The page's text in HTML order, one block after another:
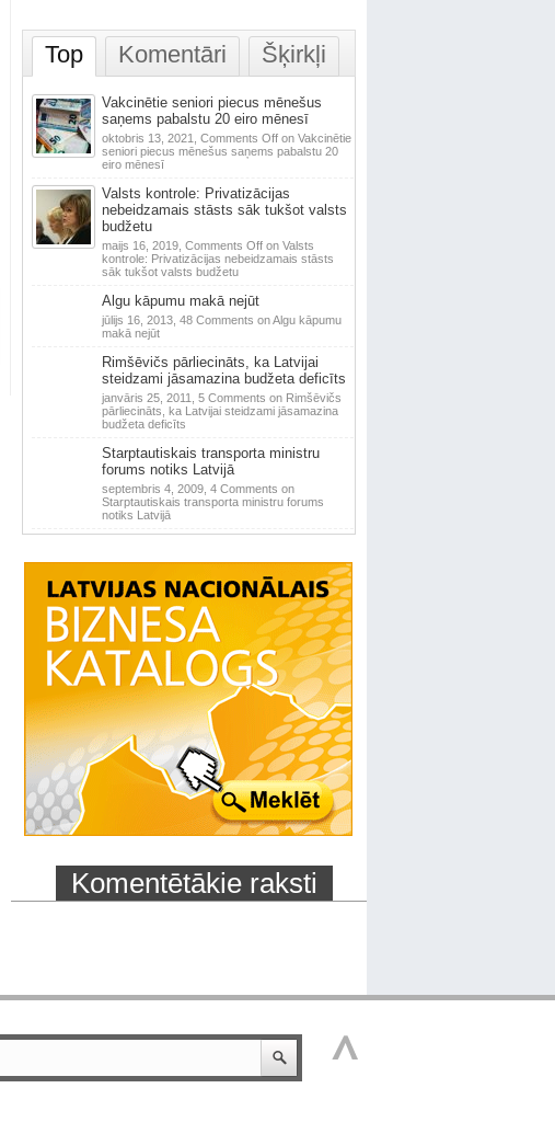
Top Komentāri Šķirkļi
Vakcinētie seniori piecus mēnešus
saņems pabalstu 20 eiro mēnesī
oktobris 13, 2021, Comments Offon Vakcinētie
seniori piecus mēnešus saņems pabalstu 20
eiro mēnesī
Valsts kontrole: Privatizācijas
nebeidzamais stāsts sāk tukšot valsts
budžetu
maijs 16, 2019, Comments Offon Valsts
kontrole: Privatizācijas nebeidzamais stāsts
sāk tukšot valsts budžetu
Algu kāpumu makā nejūt
jūlijs 16, 2013, 48 Comments on Algu kāpumu
makā nejūt
Rimšēvičs pārliecināts, ka Latvijai
steidzami jāsamazina budžeta deficīts
janvāris 25, 2011, 5 Comments on Rimšēvičs
pārliecināts, ka Latvijai steidzami jāsamazina
budžeta deficīts
Starptautiskais transporta ministru
forums notiks Latvijā
septembris 4, 2009, 4 Comments on
Starptautiskais transporta ministru forums
notiks Latvijā
Komentētākie raksti